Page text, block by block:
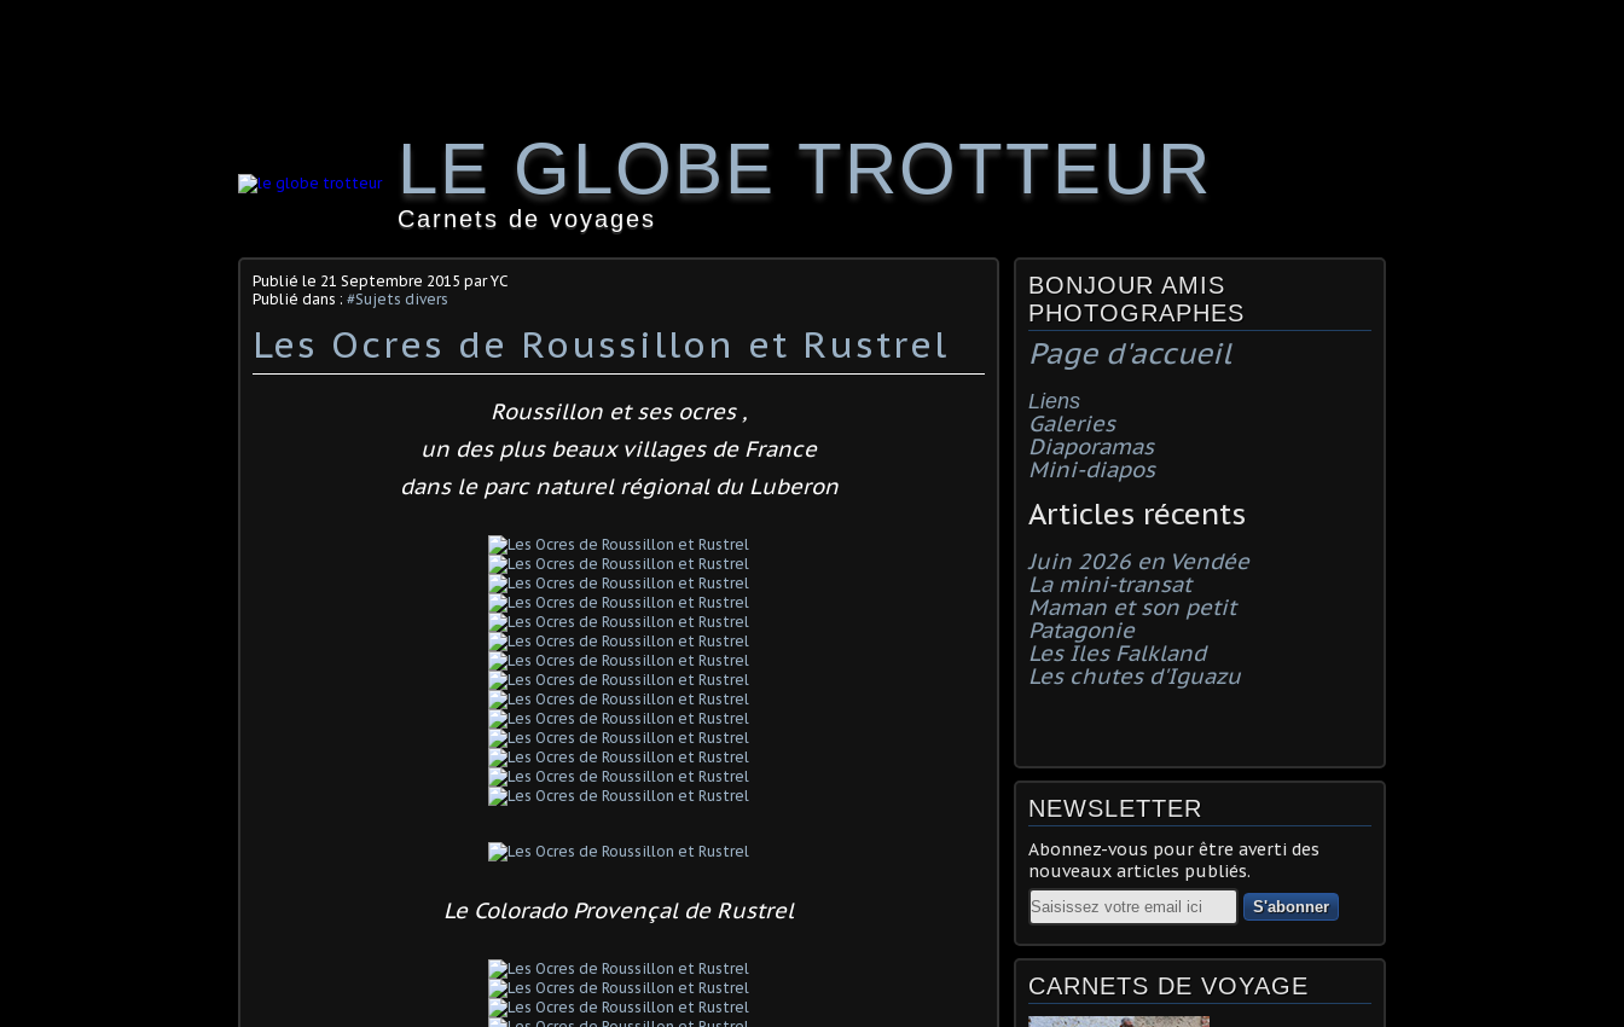
LE GLOBE TROTTEUR
Carnets de voyages
Publié le 21 Septembre 2015 par YC
Publié dans : #Sujets divers
Les Ocres de Roussillon et Rustrel
Roussillon et ses ocres ,
un des plus beaux villages de France
dans le parc naturel régional du Luberon
Le Colorado Provençal de Rustrel
BONJOUR AMIS
PHOTOGRAPHES
Page d'accueil
Liens
Galeries
Diaporamas
Mini-diapos
Articles récents
Juin 2026 en Vendée
La mini-transat
Maman et son petit
Patagonie
Les Iles Falkland
Les chutes d'Iguazu
NEWSLETTER
Abonnez-vous pour être averti des
nouveaux articles publiés.
Email
CARNETS DE VOYAGE